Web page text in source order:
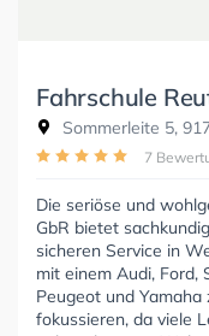
Fahrschule
Sommerleite 5,
7
Die seriöse und
GbR bietet
sicheren Service in
mit einem Audi, Ford,
Peugeot und
fokussieren, da viele